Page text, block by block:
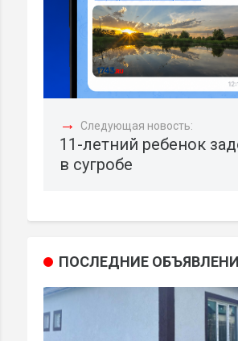
→ Следующая новость:
11-летний ребенок
в сугробе
ПОСЛЕДНИЕ